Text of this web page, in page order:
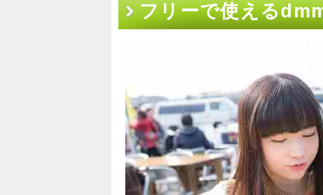
フリーで使える